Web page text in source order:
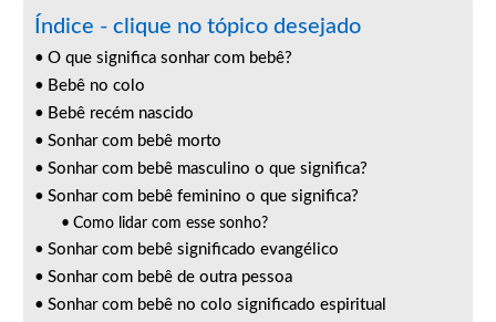
Índice - clique no tópico desejado
O que significa sonhar com bebê?
Bebê no colo
Bebê recém nascido
Sonhar com bebê morto
Sonhar com bebê masculino o que significa?
Sonhar com bebê feminino o que significa?
Como lidar com esse sonho?
Sonhar com bebê significado evangélico
Sonhar com bebê de outra pessoa
Sonhar com bebê no colo significado espiritual